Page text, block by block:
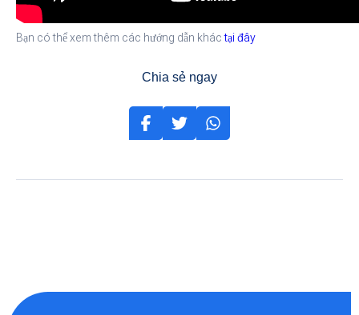
Bạn có thể xem thêm các hướng dẫn kháctại đây
Chia sẻ ngay